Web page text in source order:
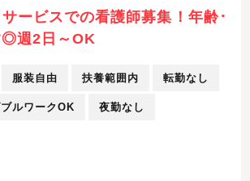
ービスでの看護師募集！年齢･
◎週2日～OK
服装自由 扶養範囲内 転勤なし
ルワークOK 夜勤なし